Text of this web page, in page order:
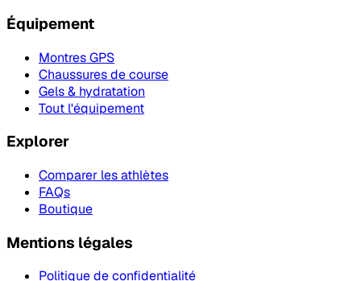
Équipement
Montres GPS
Chaussures de course
Gels & hydratation
Tout l'équipement
Explorer
Comparer les athlètes
FAQs
Boutique
Mentions légales
Politique de confidentialité